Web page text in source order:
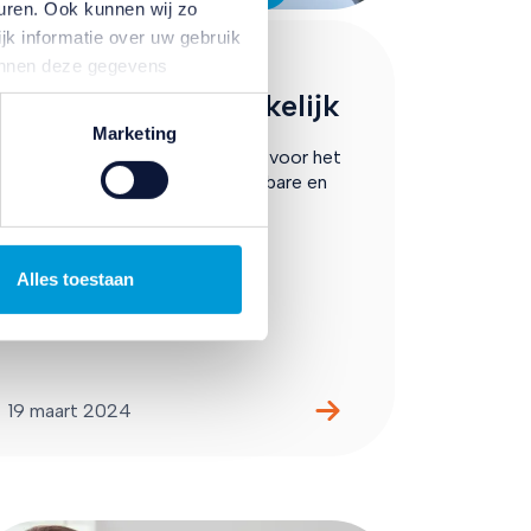
Ook kunnen wij zo
informatie over uw gebruik
deze gegevens
basis van uw gebruik van
intrekken door te
Marketing
Alles toestaan
Meer toiletten in
Nederland noodzakelijk
ANBO-PCOB maakt zich hard voor het
realiseren van voldoende openbare en
19 maart 2024